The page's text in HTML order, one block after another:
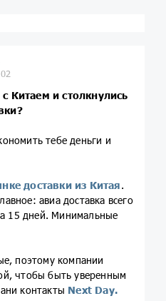
Китаем и столкнулись
тебе деньги и
доставки из Китая.
авиа доставка всего
15 дней. Минимальные
поэтому компании
чтобы быть уверенным
контакты Next Day.